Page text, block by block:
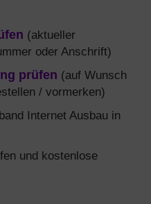
(aktueller
oder Anschrift)
prüfen (auf Wunsch
/ vormerken)
Internet Ausbau in
und kostenlose